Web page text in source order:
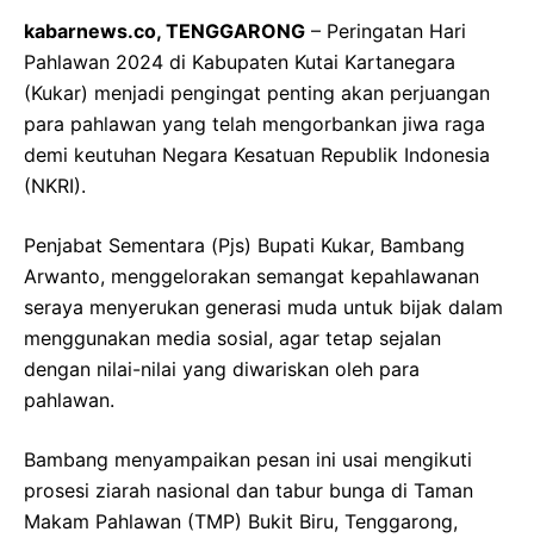
kabarnews.co, TENGGARONG – Peringatan Hari
Pahlawan 2024 di Kabupaten Kutai Kartanegara
(Kukar) menjadi pengingat penting akan perjuangan
para pahlawan yang telah mengorbankan jiwa raga
demi keutuhan Negara Kesatuan Republik Indonesia
(NKRI).
Penjabat Sementara (Pjs) Bupati Kukar, Bambang
Arwanto, menggelorakan semangat kepahlawanan
seraya menyerukan generasi muda untuk bijak dalam
menggunakan media sosial, agar tetap sejalan
dengan nilai-nilai yang diwariskan oleh para
pahlawan.
Bambang menyampaikan pesan ini usai mengikuti
prosesi ziarah nasional dan tabur bunga di Taman
Makam Pahlawan (TMP) Bukit Biru, Tenggarong,